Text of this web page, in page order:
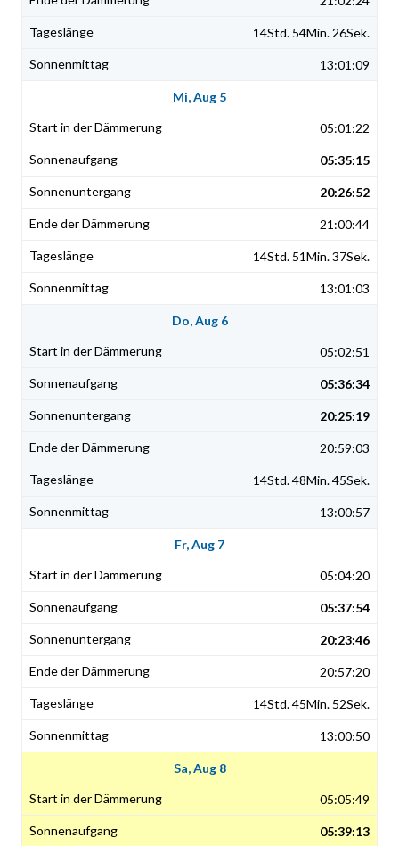
14Std. 54Min. 26Sek.
13:01:09
Mi, Aug 5
05:01:22
05:35:15
20:26:52
21:00:44
14Std. 51Min. 37Sek.
13:01:03
Do, Aug 6
05:02:51
05:36:34
20:25:19
20:59:03
14Std. 48Min. 45Sek.
13:00:57
Fr, Aug 7
05:04:20
05:37:54
20:23:46
20:57:20
14Std. 45Min. 52Sek.
13:00:50
Sa, Aug 8
05:05:49
05:39:13